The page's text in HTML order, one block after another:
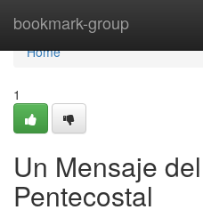
bookmark-group
Home
Home
1
Un Mensaje
Pentecostal